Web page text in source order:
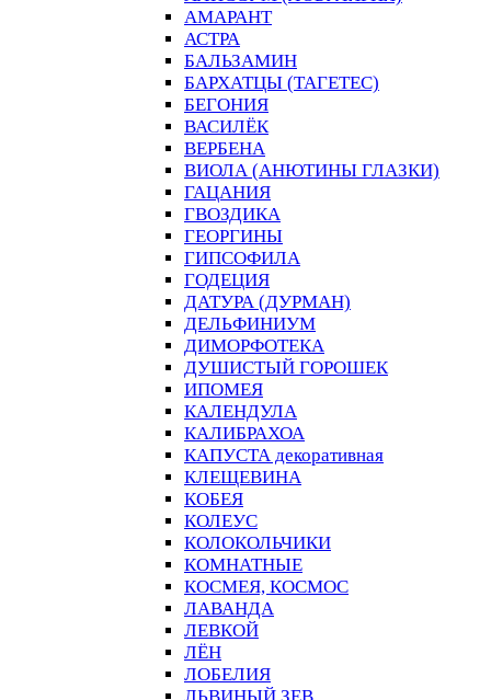
АМАРАНТ
АСТРА
БАЛЬЗАМИН
БАРХАТЦЫ (ТАГЕТЕС)
БЕГОНИЯ
ВАСИЛЁК
ВЕРБЕНА
ВИОЛА (АНЮТИНЫ ГЛАЗКИ)
ГАЦАНИЯ
ГВОЗДИКА
ГЕОРГИНЫ
ГИПСОФИЛА
ГОДЕЦИЯ
ДАТУРА (ДУРМАН)
ДЕЛЬФИНИУМ
ДИМОРФОТЕКА
ДУШИСТЫЙ ГОРОШЕК
ИПОМЕЯ
КАЛЕНДУЛА
КАЛИБРАХОА
КАПУСТА декоративная
КЛЕЩЕВИНА
КОБЕЯ
КОЛЕУС
КОЛОКОЛЬЧИКИ
КОМНАТНЫЕ
КОСМЕЯ, КОСМОС
ЛАВАНДА
ЛЕВКОЙ
ЛЁН
ЛОБЕЛИЯ